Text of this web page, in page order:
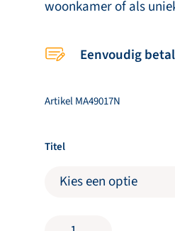
woonkamer of als
Eenvoudig
ArtikelMA49017N
Titel
Muurcirkel